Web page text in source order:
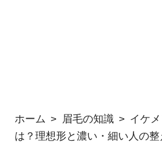
ホーム 眉毛の知識
イケ
は？理想形と濃い・細い人の整